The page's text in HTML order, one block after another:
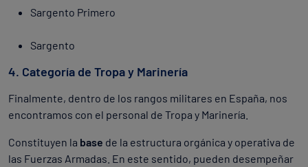
Sargento Primero
Sargento
4. Categoría de Tropa y Marinería
Finalmente, dentro de los rangos militares en España, nos
encontramos con el personal de Tropa y Marinería.
Constituyen la base de la estructura orgánica y operativa de
las Fuerzas Armadas. En este sentido, pueden desempeñar